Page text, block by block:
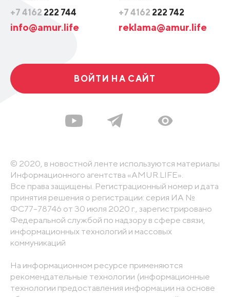
+7 4162 222 744
info@amur.life
+7 4162 222 742
reklama@amur.life
ВОЙТИ НА САЙТ
© 2020, в новостной ленте используются материалы
Информационного агентства «AMUR.LIFE».
Все права защищены. Регистрационный номер и дата
принятия решения о регистрации: серия ИА №
ФС77-78746 от 30 июля 2020 г., зарегистрировано
Федеральной службой по надзору в сфере связи,
информационных технологий и массовых
коммуникаций
На информационном ресурсе применяются
рекомендательные технологии (информационные
технологии предоставления информации на основе